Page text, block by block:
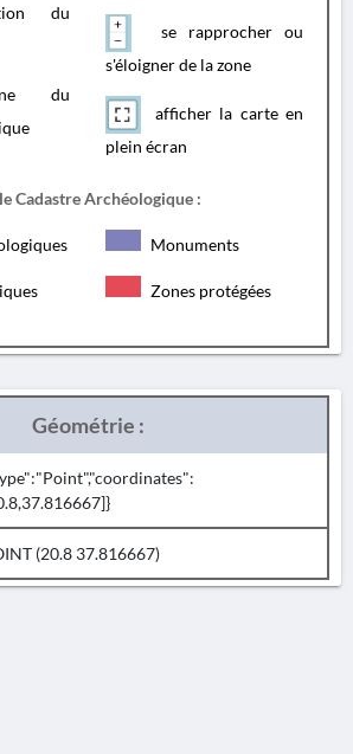
du
du
se rapprocher ou
s'éloigner de la zone
afficher la carte en
plein écran
Cadastre Archéologique :
Monuments
Zones protégées
Géométrie :
(20.8 37.816667)